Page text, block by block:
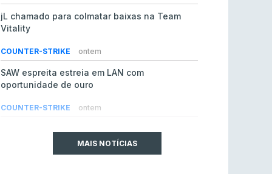
jL chamado para colmatar baixas na Team
Vitality
COUNTER-STRIKE ontem
SAW espreita estreia em LAN com
oportunidade de ouro
COUNTER-STRIKE ontem
do Counter-Strike 2MAIS NOTÍCIAS